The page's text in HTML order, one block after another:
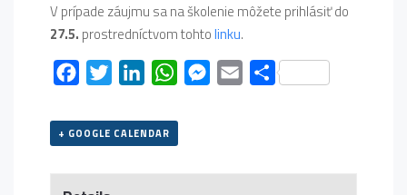
V prípade záujmu sa na školenie môžete prihlásiť do
27.5. prostredníctvom tohtolinku.
FacebookTwitterLinkedInWhatsAppMessenger
Email Share
+ GOOGLE CALENDAR